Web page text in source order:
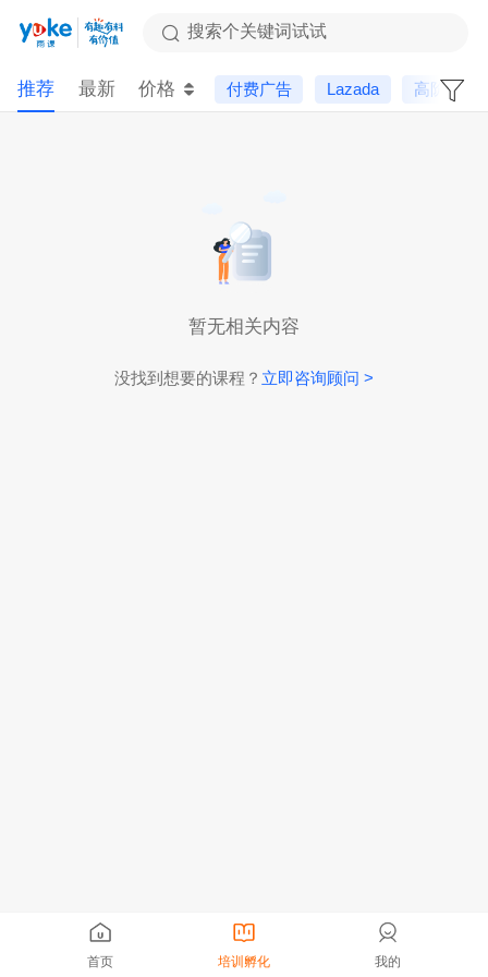
搜索个关键词试试
推荐 最新 价格 付费广告 Lazada 高阶课
暂无相关内容
没找到想要的课程？ 立即咨询顾问 >
首页 培训孵化 我的